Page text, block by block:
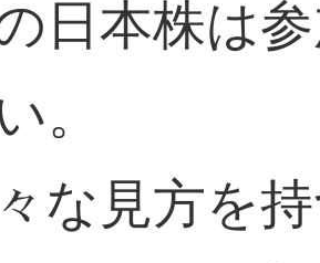
日本株は
。
な見方を